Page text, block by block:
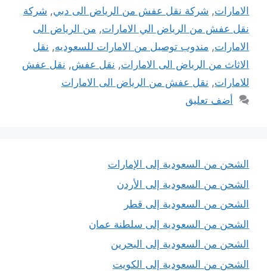
الامارات, شركة نقل عفش من الرياض الى دبي, شركة
نقل عفش من الرياض الي الامارات, من الرياض الى
الامارات, مندوب توصيل من الامارات للسعوديه, نقل
الاثاث من الرياض الى الامارات, نقل عفش, نقل عفش
للامارات, نقل عفش من الرياض الى الامارات
أضف تعليق
الشحن من السعودية إلى الإمارات
الشحن من السعودية إلى الأردن
الشحن من السعودية إلى قطر
الشحن من السعودية إلى سلطنة عمان
الشحن من السعودية إلى البحرين
الشحن من السعودية إلى الكويت